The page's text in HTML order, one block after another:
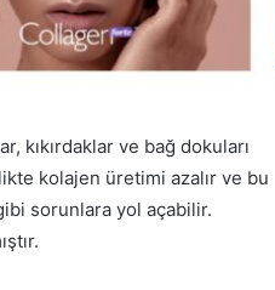
kıkırdaklar ve bağ dokuları
kolajen üretimi azalır ve bu
sorunlara yol açabilir.